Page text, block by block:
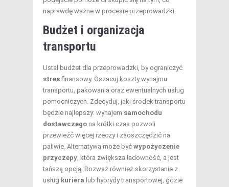
naprawdę ważne w procesie przeprowadzki.
Budżet i organizacja
transportu
Ustal budżet dla przeprowadzki, by ograniczyć
stresfinansowy. Oszacuj koszty wynajmu
transportu, pakowania oraz ewentualnych usług
pomocniczych. Zdecyduj, jaki środek transportu
będzie najlepszy: wynajem samochodu
dostawczego na krótki czas pozwoli
przewieźć więcej rzeczy i zaoszczędzić na
paliwie. Alternatywą może być wypożyczenie
przyczepy, która zwiększa ładowność, a jest
tańszą opcją. Rozważ również skorzystanie z
usług kuriera lub hybrydy transportowej, gdzie